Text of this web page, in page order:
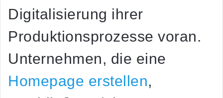
Digitalisierung ihrer
Produktionsprozesse voran.
Unternehmen, die eine
Homepage erstellen,